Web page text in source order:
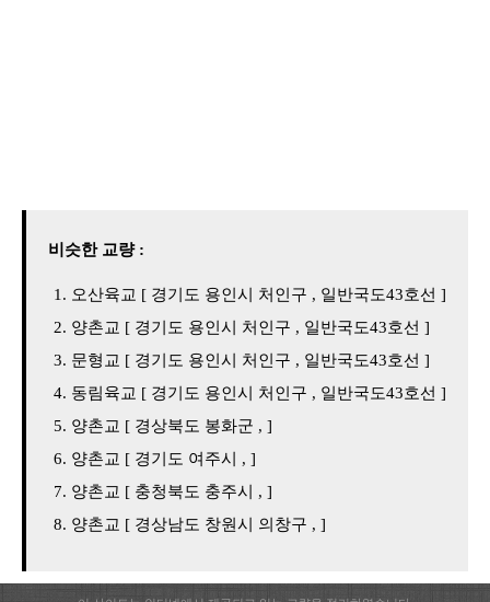
비슷한 교량 :
오산육교 [ 경기도 용인시 처인구 , 일반국도43호선 ]
양촌교 [ 경기도 용인시 처인구 , 일반국도43호선 ]
문형교 [ 경기도 용인시 처인구 , 일반국도43호선 ]
동림육교 [ 경기도 용인시 처인구 , 일반국도43호선 ]
양촌교 [ 경상북도 봉화군 , ]
양촌교 [ 경기도 여주시 , ]
양촌교 [ 충청북도 충주시 , ]
양촌교 [ 경상남도 창원시 의창구 , ]